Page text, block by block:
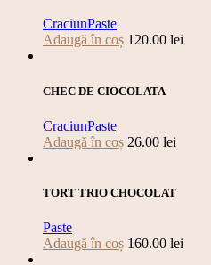
CraciunPaste
Adaugă în coș 120.00 lei
CHEC DE CIOCOLATA
CraciunPaste
Adaugă în coș 26.00 lei
TORT TRIO CHOCOLAT
Paste
Adaugă în coș 160.00 lei